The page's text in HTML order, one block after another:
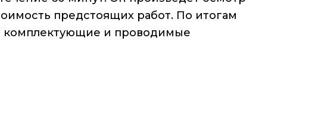
предстоящих работ. По итогам
комплектующие и проводимые